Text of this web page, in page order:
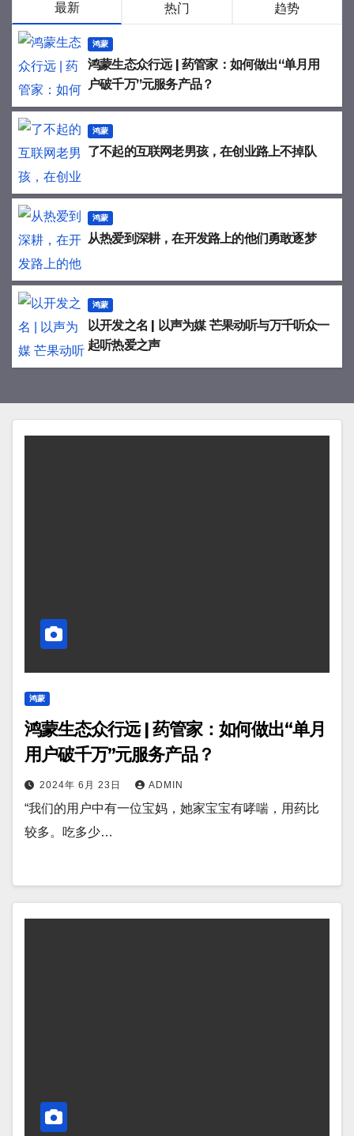
最新 热门 趋势
鸿蒙
鸿蒙生态众行远 | 药管家：如何做出“单月用
户破千万”元服务产品？
鸿蒙
了不起的互联网老男孩，在创业路上不掉队
鸿蒙
从热爱到深耕，在开发路上的他们勇敢逐梦
鸿蒙
以开发之名 | 以声为媒 芒果动听与万千听众一
起听热爱之声
鸿蒙
鸿蒙生态众行远 | 药管家：如何做出“单月
用户破千万”元服务产品？
2024年 6月 23日 ADMIN
“我们的用户中有一位宝妈，她家宝宝有哮喘，用药比
较多。吃多少…